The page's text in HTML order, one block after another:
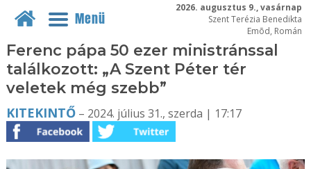
2026. augusztus 9., vasárnap
Szent Terézia Benedikta
Emõd, Román
Menü
Ferenc pápa 50 ezer ministránssal
találkozott: „A Szent Péter tér
veletek még szebb”
KITEKINTŐ– 2024. július 31., szerda | 17:17